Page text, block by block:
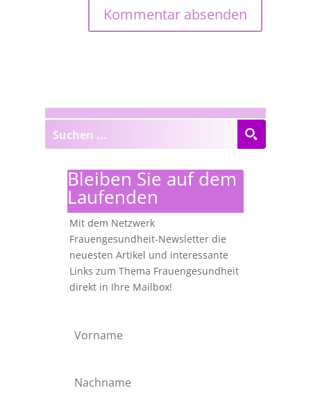
Bleiben Sie auf dem
Laufenden
Mit dem Netzwerk
Frauengesundheit-Newsletter die
neuesten Artikel und interessante
Links zum Thema Frauengesundheit
direkt in Ihre Mailbox!